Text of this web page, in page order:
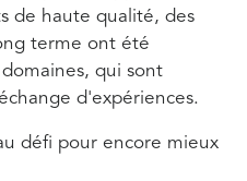
de haute qualité, des
terme ont été
qui sont
d'expériences.
défi pour encore mieux